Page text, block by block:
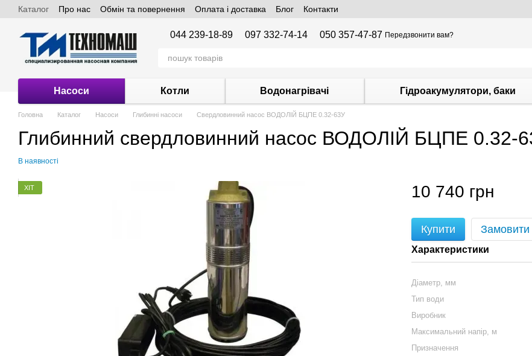
Перейти до основного контенту
Каталог Про нас Обмін та повернення Оплата і доставка Блог Контакти
044 239-18-89 097 332-74-14 050 357-47-87 Передзвонити вам?
Насоси Котли Водонагрівачі Гідроакумулятори, баки
Головна Каталог Насоси Глибинні насоси Свердловинний насос ВОДОЛІЙ БЦПЕ 0.32-63У
Глибинний свердловинний насос ВОДОЛІЙ БЦПЕ 0.32-
В наявності
ХІТ 10 740 грн
Купити
Характеристики
Діаметр, мм
Тип води
Виробник
Максимальний напір, м
Призначення